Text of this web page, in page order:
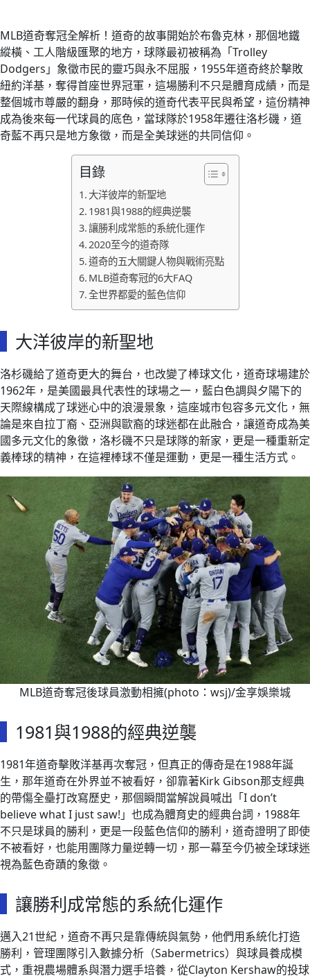
MLB道奇奪冠全解析！道奇的故事開始於布魯克林，那個地鐵
縱橫、工人階級匯聚的地方，球隊最初被稱為「Trolley
Dodgers」象徵市民的靈巧與永不屈服，1955年道奇終於擊敗
紐約洋基，奪得首座世界冠軍，這場勝利不只是體育成績，而是
整個城市尊嚴的翻身，那時候的道奇代表平民與希望，這份精神
成為後來每一代球員的底色，當球隊於1958年遷往洛杉磯，道
奇藍不再只是地方象徵，而是全美球迷的共同信仰。
目錄
大洋彼岸的新聖地
1981與1988的經典逆襲
讓勝利成常態的系統化運作
2020至今的道奇隊
道奇的五大關鍵人物與戰術亮點
MLB道奇奪冠的6大FAQ
全世界都愛的藍色信仰
大洋彼岸的新聖地
洛杉磯給了道奇更大的舞台，也改變了棒球文化，道奇球場建於
1962年，是美國最具代表性的球場之一，藍白色調與夕陽下的
天際線構成了球迷心中的浪漫景象，這座城市包容多元文化，無
論是來自拉丁裔、亞洲與歐裔的球迷都在此融合，讓道奇成為美
國多元文化的象徵，洛杉磯不只是球隊的新家，更是一種重新定
義棒球的精神，在這裡棒球不僅是運動，更是一種生活方式。
MLB道奇奪冠後球員激動相擁(photo：wsj)/金享娛樂城
1981與1988的經典逆襲
1981年道奇擊敗洋基再次奪冠，但真正的傳奇是在1988年誕
生，那年道奇在外界並不被看好，卻靠著Kirk Gibson那支經典
的帶傷全壘打改寫歷史，那個瞬間當解說員喊出「I don’t
believe what I just saw!」也成為體育史的經典台詞，1988年
不只是球員的勝利，更是一段藍色信仰的勝利，道奇證明了即使
不被看好，也能用團隊力量逆轉一切，那一幕至今仍被全球球迷
視為藍色奇蹟的象徵。
讓勝利成常態的系統化運作
邁入21世紀，道奇不再只是靠傳統與氣勢，他們用系統化打造
勝利，管理團隊引入數據分析（Sabermetrics）與球員養成模
式，重視農場體系與潛力選手培養，從Clayton Kershaw的投球